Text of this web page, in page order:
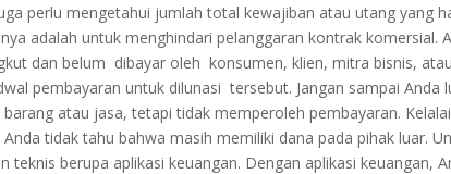
perlu mengetahui jumlah total kewajiban atau utang yang
adalah untuk menghindari pelanggaran kontrak komersial.
dan belum dibayar oleh konsumen, klien, mitra bisnis,
pembayaran untuk dilunasi tersebut. Jangan sampai
barang atau jasa, tetapi tidak memperoleh pembayaran.
Anda tidak tahu bahwa masih memiliki dana pada pihak luar.
teknis berupa aplikasi keuangan. Dengan aplikasi keuangan,